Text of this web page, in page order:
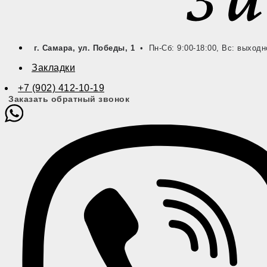
г. Самара, ул. Победы, 1 • Пн-Сб: 9:00-18:00, Вс:
Закладки
+7 (902) 412-10-19
Заказать обратный звонок